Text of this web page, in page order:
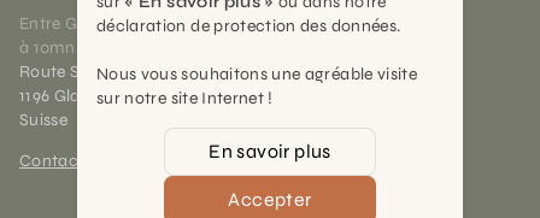
Entre Genève et Lausanne,
à 10mn de Nyon
Route Suisse 40
1196 Gland (VD)
Suisse
Contact et horaires
déclaration de protection des données.
Nous vous souhaitons une agréable visite
sur notre site Internet !
En savoir plus
Accepter